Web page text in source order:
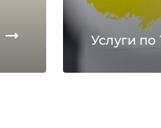
Услуги по